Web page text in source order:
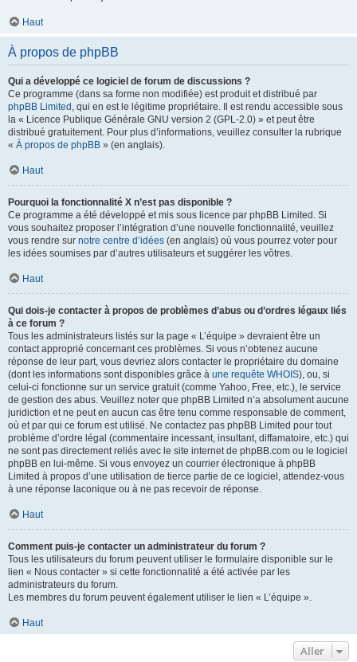
Haut
À propos de phpBB
Qui a développé ce logiciel de forum de discussions ?
Ce programme (dans sa forme non modifiée) est produit et distribué par
phpBB Limited , qui en est le légitime propriétaire. Il est rendu accessible sous
la « Licence Publique Générale GNU version 2 (GPL-2.0) » et peut être
distribué gratuitement. Pour plus d’informations, veuillez consulter la rubrique
« À propos de phpBB » (en anglais).
Haut
Pourquoi la fonctionnalité X n’est pas disponible ?
Ce programme a été développé et mis sous licence par phpBB Limited. Si
vous souhaitez proposer l’intégration d’une nouvelle fonctionnalité, veuillez
vous rendre sur notre centre d’idées (en anglais) où vous pourrez voter pour
les idées soumises par d’autres utilisateurs et suggérer les vôtres.
Haut
Qui dois-je contacter à propos de problèmes d’abus ou d’ordres légaux liés
à ce forum ?
Tous les administrateurs listés sur la page « L’équipe » devraient être un
contact approprié concernant ces problèmes. Si vous n’obtenez aucune
réponse de leur part, vous devriez alors contacter le propriétaire du domaine
(dont les informations sont disponibles grâce à une requête WHOIS), ou, si
celui-ci fonctionne sur un service gratuit (comme Yahoo, Free, etc.), le service
de gestion des abus. Veuillez noter que phpBB Limited n’a absolument aucune
juridiction et ne peut en aucun cas être tenu comme responsable de comment,
où et par qui ce forum est utilisé. Ne contactez pas phpBB Limited pour tout
problème d’ordre légal (commentaire incessant, insultant, diffamatoire, etc.) qui
ne sont pas directement reliés avec le site internet de phpBB.com ou le logiciel
phpBB en lui-même. Si vous envoyez un courrier électronique à phpBB
Limited à propos d’une utilisation de tierce partie de ce logiciel, attendez-vous
à une réponse laconique ou à ne pas recevoir de réponse.
Haut
Comment puis-je contacter un administrateur du forum ?
Tous les utilisateurs du forum peuvent utiliser le formulaire disponible sur le
lien « Nous contacter » si cette fonctionnalité a été activée par les
administrateurs du forum.
Les membres du forum peuvent également utiliser le lien « L’équipe ».
Haut
Aller